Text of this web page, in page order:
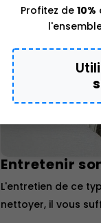
Entretenir
L'entretien de ce
nettoyer, il vous
Profitez de 10%